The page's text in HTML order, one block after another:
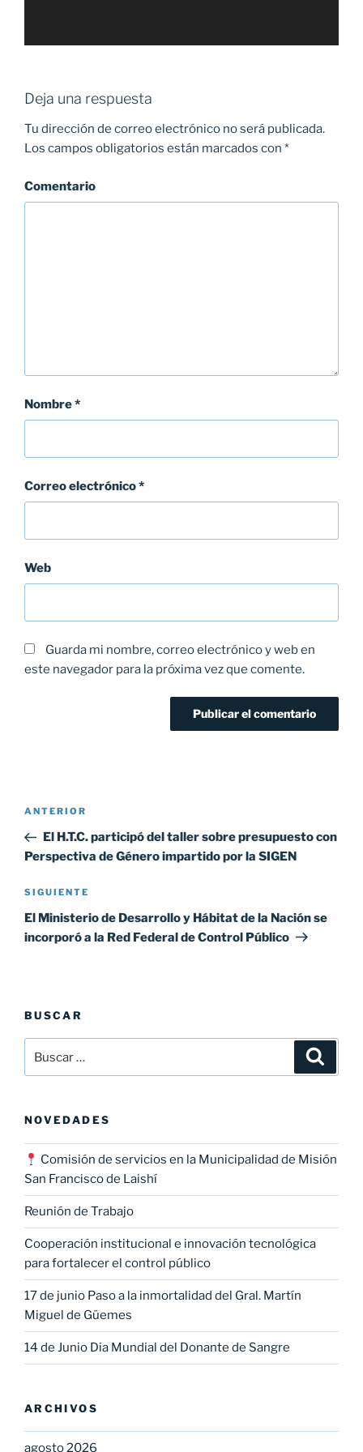
Deja una respuesta
Tu dirección de correo electrónico no será publicada.
Los campos obligatorios están marcados con *
Comentario
Nombre*
Correo electrónico*
Web
Guarda mi nombre, correo electrónico y web en
este navegador para la próxima vez que comente.
Navegación
entradas
Entrada
anterior:
ANTERIOR
El H.T.C. participó del taller sobre presupuesto con
Perspectiva de Género impartido por la SIGEN
Siguiente
entrada
SIGUIENTE
El Ministerio de Desarrollo y Hábitat de la Nación se
incorporó a la Red Federal de Control Público
BUSCAR
por:
NOVEDADES
Comisión de servicios en la Municipalidad de Misión
San Francisco de Laishí
Reunión de Trabajo
Cooperación institucional e innovación tecnológica
para fortalecer el control público
17 de junio Paso a la inmortalidad del Gral. Martín
Miguel de Güemes
14 de Junio Dia Mundial del Donante de Sangre
ARCHIVOS
agosto 2026